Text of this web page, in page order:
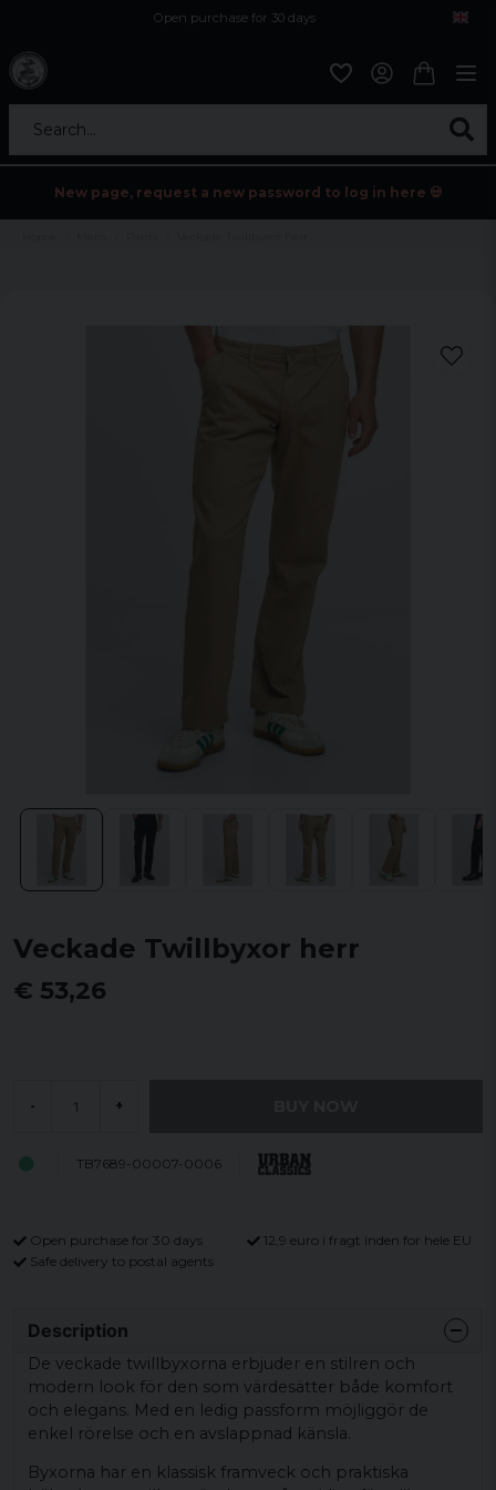
Open purchase for 30 days
Search...
New page, request a new password to log in here 💀
Veckade Twillbyxor herr
€ 53,26
- +
TB7689-00007-0006
Open purchase for 30 days
12,9 euro i fragt inden for hele EU
Safe delivery to postal agents
Description
De veckade twillbyxorna erbjuder en stilren och
modern look för den som värdesätter både komfort
och elegans. Med en ledig passform möjliggör de
enkel rörelse och en avslappnad känsla.
Byxorna har en klassisk framveck och praktiska